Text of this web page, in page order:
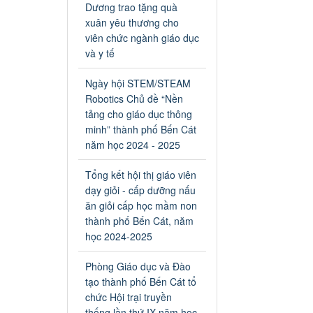
tại các cơ sở giáo dục trên địa
bàn thị xã Bến Cát
Ngày ban hành: 04/03/2024
Kế hoạch thực hiện Chỉ thị
số 16/CT-TTg ngày
27/05/2023 của Thủ tướng
Chính phủ về tăng cường
phòng ngừa, đấu tranh tội
phạm, vi phạm pháp luật
liên quan đến hoạt động tổ
chức đánh bạc và đánh bạc
Kế hoạch thực hiện Chỉ thị số
16/CT-TTg ngày 27/05/2023
của Thủ tướng Chính phủ về
tăng cường phòng ngừa, đấu
tranh tội phạm, vi phạm pháp
luật liên quan đến hoạt động
tổ chức đánh bạc và đánh bạc
Ngày ban hành: 04/03/2024
Dương trao tặng quà
xuân yêu thương cho
viên chức ngành giáo dục
và y tế
Ngày hội STEM/STEAM
Robotics Chủ đề “Nền
tảng cho giáo dục thông
minh” thành phố Bến Cát
năm học 2024 - 2025
Tổng kết hội thị giáo viên
dạy giỏi - cấp dưỡng nấu
ăn giỏi cấp học mầm non
thành phố Bến Cát, năm
học 2024-2025
Phòng Giáo dục và Đào
tạo thành phố Bến Cát tổ
chức Hội trại truyền